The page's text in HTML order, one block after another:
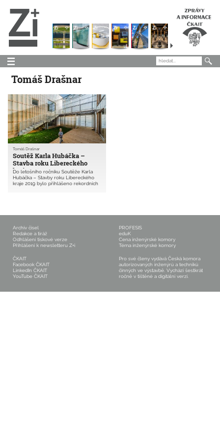
Tomáš Drašnar
Soutěž Karla Hubáčka –
Stavba roku Libereckého
kraje 2019
Tomáš Drašnar
Do letošního ročníku Soutěže Karla
Hubáčka – Stavby roku Libereckého
kraje 2019 bylo přihlášeno rekordních
Archiv čísel
Redakce a tiráž
Odhlášení tiskové verze
Přihlášení k newsletteru Z+i
PROFESIS
eduK
Cena inženýrské komory
Téma inženýrské komory
ČKAIT
Facebook ČKAIT
LinkedIn ČKAIT
YouTube ČKAIT
Pro své členy vydává Česká komora
autorizovaných inženýrů a techniků
činných ve výstavbě. Vychází šestkrát
ročně v tištěné a digitální verzi.